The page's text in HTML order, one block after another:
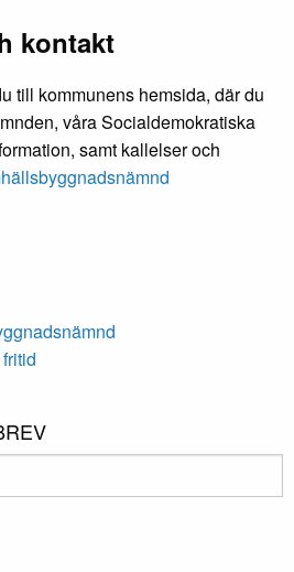
kontakt
till kommunens hemsida, där du
våra Socialdemokratiska
samt kallelser och